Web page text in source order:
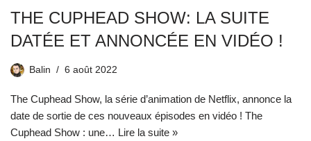
THE CUPHEAD SHOW: LA SUITE
DATÉE ET ANNONCÉE EN VIDÉO !
Balin 6 août 2022
The Cuphead Show, la série d’animation de Netflix, annonce la
date de sortie de ces nouveaux épisodes en vidéo ! The
Cuphead Show : une… Lire la suite »